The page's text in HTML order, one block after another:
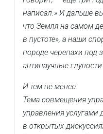
написал.» И дальше
что Земля на самом
в пустоте», а наши
породе черепахи под
антинаучные глупости.
И тем не менее:
Тема совмещения
управления услугами
в открытых